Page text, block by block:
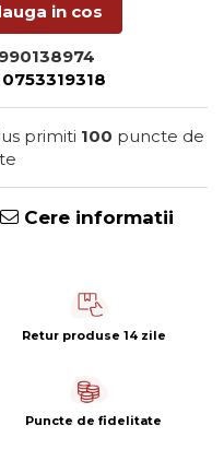
in cos
0753319318
primiti 100 puncte de
Cere informatii
Retur produse 14 zile
Puncte de fidelitate